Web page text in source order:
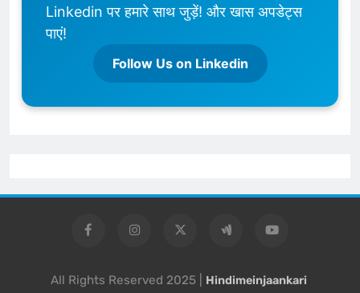
Linkedin पर हमारे साथ जुड़ें! और खास अपडेट्स
पाएं!
Follow Us on Linkedin
All Rights Reserved 2025 | Hindimeinjaankari